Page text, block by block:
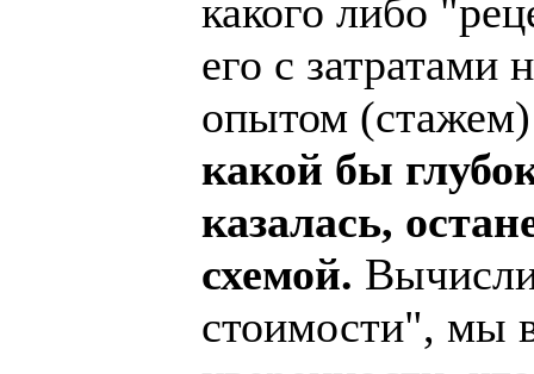
какого либо
его с затратами
опытом
какой бы
казалась,
схемой.
стоимости", мы